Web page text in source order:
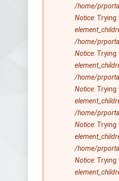
/home/
Notice:
/home/
Notice:
/home/
Notice:
/home/
Notice:
/home/
Notice: